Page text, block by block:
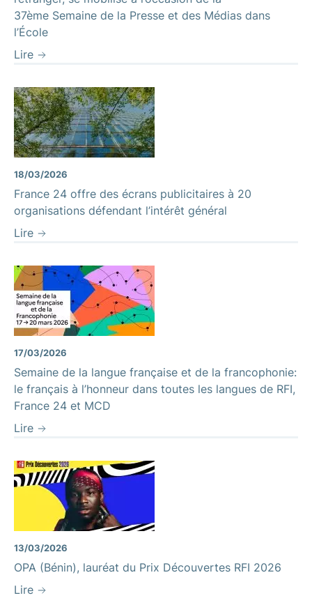
37ème Semaine de la Presse et des Médias dans
l’École
Lire
18/03/2026
France 24 offre des écrans publicitaires à 20
organisations défendant l’intérêt général
Lire
17/03/2026
Semaine de la langue française et de la francophonie:
le français à l’honneur dans toutes les langues de RFI,
France 24 et MCD
Lire
13/03/2026
OPA (Bénin), lauréat du Prix Découvertes RFI 2026
Lire